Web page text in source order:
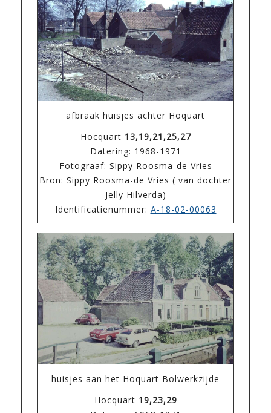
afbraak huisjes achter Hoquart
Hocquart 13,19,21,25,27
Datering: 1968-1971
Fotograaf: Sippy Roosma-de Vries
Bron: Sippy Roosma-de Vries ( van dochter
Jelly Hilverda)
Identificatienummer: A-18-02-00063
huisjes aan het Hoquart Bolwerkzijde
Hocquart 19,23,29